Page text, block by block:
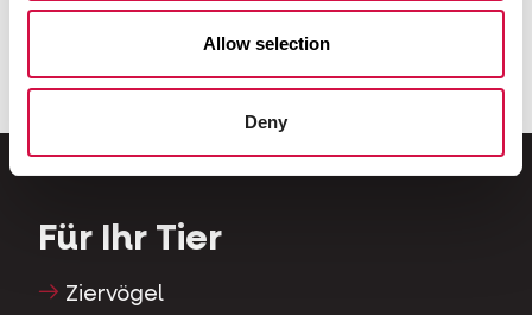
Allow selection
Deny
Show Country's Best
Für Ihr Tier
Ziervögel